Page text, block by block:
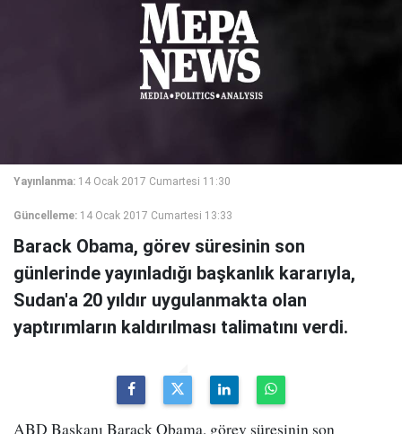
Yayınlanma: 14 Ocak 2017 Cumartesi 11:30
Güncelleme: 14 Ocak 2017 Cumartesi 13:33
Barack Obama, görev süresinin son
günlerinde yayınladığı başkanlık kararıyla,
Sudan'a 20 yıldır uygulanmakta olan
yaptırımların kaldırılması talimatını verdi.
ABD Başkanı Barack Obama, görev süresinin son